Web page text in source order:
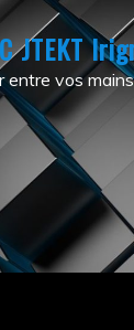
JTEKT
entre vos mains